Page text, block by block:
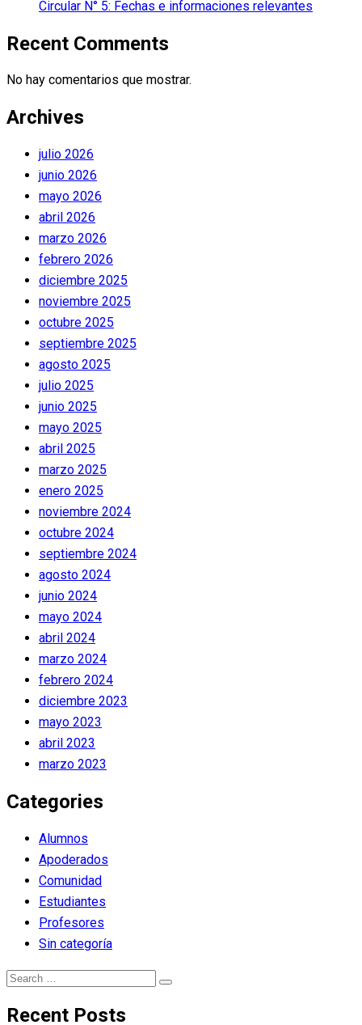
Circular N° 5: Fechas e informaciones relevantes
Recent Comments
No hay comentarios que mostrar.
Archives
julio 2026
junio 2026
mayo 2026
abril 2026
marzo 2026
febrero 2026
diciembre 2025
noviembre 2025
octubre 2025
septiembre 2025
agosto 2025
julio 2025
junio 2025
mayo 2025
abril 2025
marzo 2025
enero 2025
noviembre 2024
octubre 2024
septiembre 2024
agosto 2024
junio 2024
mayo 2024
abril 2024
marzo 2024
febrero 2024
diciembre 2023
mayo 2023
abril 2023
marzo 2023
Categories
Alumnos
Apoderados
Comunidad
Estudiantes
Profesores
Sin categoría
Search
Search
Recent Posts